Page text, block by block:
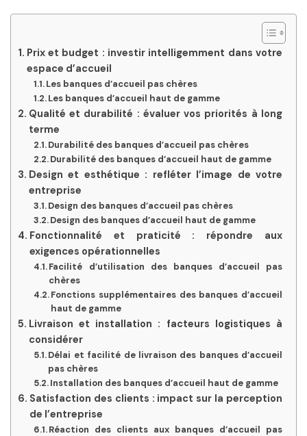
Prix et budget : investir intelligemment dans votre
espace d’accueil
Les banques d’accueil pas chères
Les banques d’accueil haut de gamme
Qualité et durabilité : évaluer vos priorités à long
terme
Durabilité des banques d’accueil pas chères
Durabilité des banques d’accueil haut de gamme
Design et esthétique : refléter l’image de votre
entreprise
Design des banques d’accueil pas chères
Design des banques d’accueil haut de gamme
Fonctionnalité et praticité : répondre aux
exigences opérationnelles
Facilité d’utilisation des banques d’accueil pas
chères
Fonctions supplémentaires des banques d’accueil
haut de gamme
Livraison et installation : facteurs logistiques à
considérer
Délai et facilité de livraison des banques d’accueil
pas chères
Installation des banques d’accueil haut de gamme
Satisfaction des clients : impact sur la perception
de l’entreprise
Réaction des clients aux banques d’accueil pas